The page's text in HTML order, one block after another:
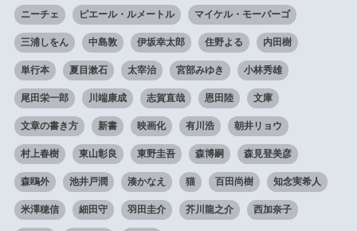
ニーチェ ピエール・ルメートル マイケル・モーパーゴ
三浦しをん 中島敦 伊坂幸太郎 住野よる 内田樹
単行本 夏目漱石 太宰治 宮部みゆき 小林秀雄
尾田栄一郎 川端康成 志賀直哉 恩田陸 文庫
文章の書き方 新書 映画化 有川浩 朝井リョウ
村上春樹 東山彰良 東野圭吾 森博嗣 森見登美彦
森鴎外 池井戸潤 湊かなえ 猫 百田尚樹 知念実希人
米澤穂信 細田守 羽田圭介 芥川龍之介 西加奈子